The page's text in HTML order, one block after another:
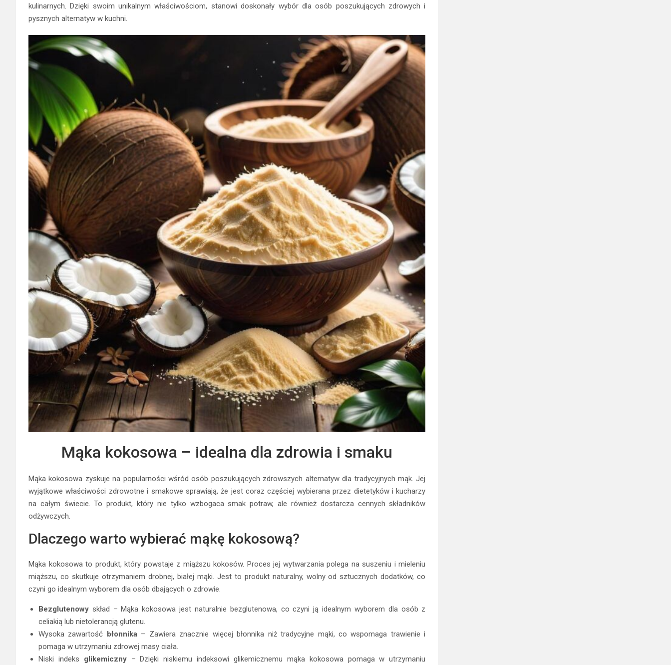
kulinarnych. Dzięki swoim unikalnym właściwościom, stanowi doskonały wybór dla osób poszukujących zdrowych i
pysznych alternatyw w kuchni.
Mąka kokosowa – idealna dla zdrowia i smaku
Mąka kokosowa zyskuje na popularności wśród osób poszukujących zdrowszych alternatyw dla tradycyjnych mąk. Jej
wyjątkowe właściwości zdrowotne i smakowe sprawiają, że jest coraz częściej wybierana przez dietetyków i kucharzy
na całym świecie. To produkt, który nie tylko wzbogaca smak potraw, ale również dostarcza cennych składników
odżywczych.
Dlaczego warto wybierać mąkę kokosową?
Mąka kokosowa to produkt, który powstaje z miąższu kokosów. Proces jej wytwarzania polega na suszeniu i mieleniu
miąższu, co skutkuje otrzymaniem drobnej, białej mąki. Jest to produkt naturalny, wolny od sztucznych dodatków, co
czyni go idealnym wyborem dla osób dbających o zdrowie.
Bezglutenowy skład – Mąka kokosowa jest naturalnie bezglutenowa, co czyni ją idealnym wyborem dla osób z
celiakią lub nietolerancją glutenu.
Wysoka zawartość błonnika– Zawiera znacznie więcej błonnika niż tradycyjne mąki, co wspomaga trawienie i
pomaga w utrzymaniu zdrowej masy ciała.
Niski indeks glikemiczny– Dzięki niskiemu indeksowi glikemicznemu mąka kokosowa pomaga w utrzymaniu